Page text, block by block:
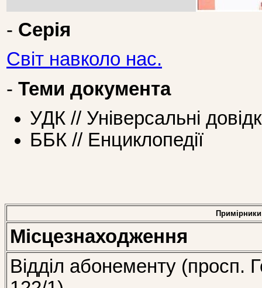
- Серія
Світ навколо нас.
- Теми документа
УДК // Універсальні
ББК // Енциклопедії
Примірники
Місцезнаходження
Відділ абонементу (просп.